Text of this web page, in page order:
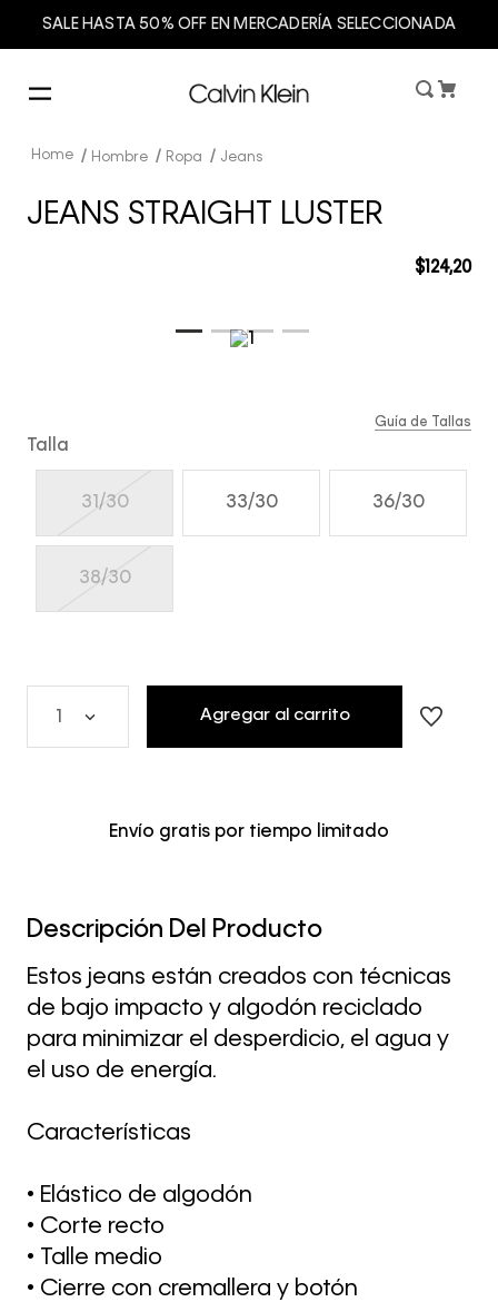
SALE HASTA 50% OFF EN MERCADERÍA SELECCIONADA
Hombre Ropa Jeans
JEANS STRAIGHT LUSTER
$124,20
Talla
31/30 33/30 36/30
38/30
Guía de Tallas
Agregar al carrito
Envío gratis por tiempo limitado
Descripción Del Producto
Estos jeans están creados con técnicas
de bajo impacto y algodón reciclado
para minimizar el desperdicio, el agua y
el uso de energía.
Características
• Elástico de algodón
• Corte recto
• Talle medio
• Cierre con cremallera y botón